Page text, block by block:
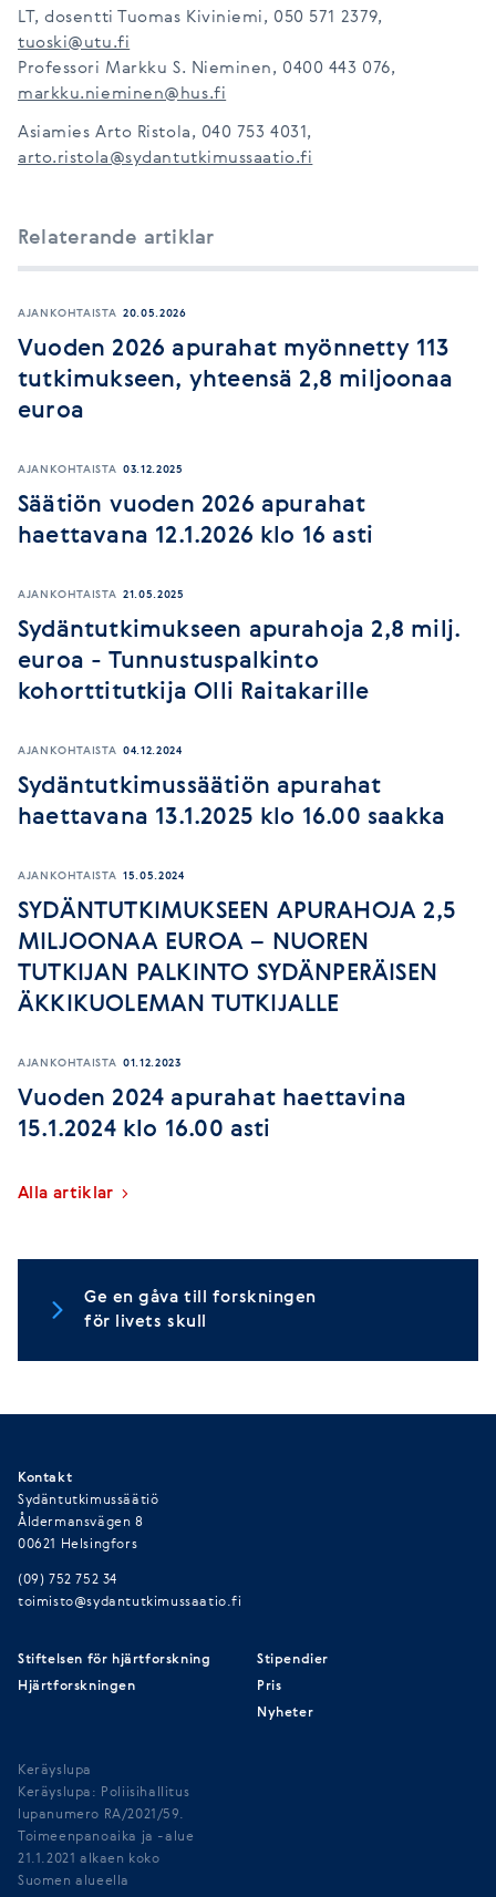
LT, dosentti Tuomas Kiviniemi, 050 571 2379,
tuoski@utu.fi
Professori Markku S. Nieminen, 0400 443 076,
markku.nieminen@hus.fi
Asiamies Arto Ristola, 040 753 4031,
arto.ristola@sydantutkimussaatio.fi
Relaterande artiklar
AJANKOHTAISTA 20.05.2026
Vuoden 2026 apurahat myönnetty 113
tutkimukseen, yhteensä 2,8 miljoonaa
euroa
AJANKOHTAISTA 03.12.2025
Säätiön vuoden 2026 apurahat
haettavana 12.1.2026 klo 16 asti
AJANKOHTAISTA 21.05.2025
Sydäntutkimukseen apurahoja 2,8 milj.
euroa - Tunnustuspalkinto
kohorttitutkija Olli Raitakarille
AJANKOHTAISTA 04.12.2024
Sydäntutkimussäätiön apurahat
haettavana 13.1.2025 klo 16.00 saakka
AJANKOHTAISTA 15.05.2024
SYDÄNTUTKIMUKSEEN APURAHOJA 2,5
MILJOONAA EUROA – NUOREN
TUTKIJAN PALKINTO SYDÄNPERÄISEN
ÄKKIKUOLEMAN TUTKIJALLE
AJANKOHTAISTA 01.12.2023
Vuoden 2024 apurahat haettavina
15.1.2024 klo 16.00 asti
Alla artiklar
Ge en gåva till forskningen
för livets skull
Kontakt
Sydäntutkimussäätiö
Åldermansvägen 8
00621 Helsingfors
(09) 752 752 34
toimisto@sydantutkimussaatio.fi
Stiftelsen för hjärtforskning
Hjärtforskningen
Stipendier
Pris
Nyheter
Keräyslupa
Keräyslupa: Poliisihallitus
lupanumero RA/2021/59.
Toimeenpanoaika ja -alue
21.1.2021 alkaen koko
Suomen alueella